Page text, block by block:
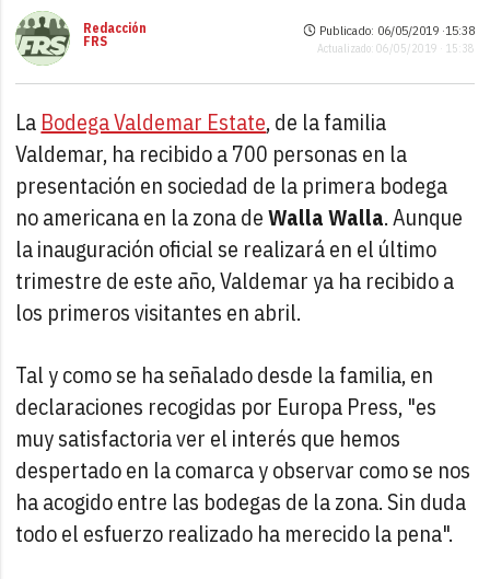
Redacción
FRS
Publicado: 06/05/2019 ·15:38
Actualizado: 06/05/2019 · 15:38
La Bodega Valdemar Estate, de la familia
Valdemar, ha recibido a 700 personas en la
presentación en sociedad de la primera bodega
no americana en la zona deWalla Walla. Aunque
la inauguración oficial se realizará en el último
trimestre de este año, Valdemar ya ha recibido a
los primeros visitantes en abril.
Tal y como se ha señalado desde la familia, en
declaraciones recogidas por Europa Press, "es
muy satisfactoria ver el interés que hemos
despertado en la comarca y observar como se nos
ha acogido entre las bodegas de la zona. Sin duda
todo el esfuerzo realizado ha merecido la pena".